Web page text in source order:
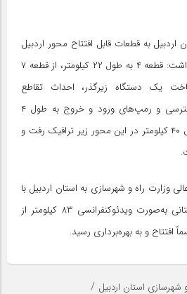
اردبیل به قطعات قابل افتتاح محور اردبیل
به سرچم اشاره کرد و اظهار داشت: قطعه ۴ به طول ۲۲ کیلومتر، از قطعه ۷
با ساخت یک دستگاه زیرگذر، احداث تقاطع
غیرهمسطح فاراب و راه دسترسی و رمپ‌های ورود و خروج به طول ۴
کیلومتر که در مجموع به طول ۴۰ کیلومتر در این محور زیر ترافیک رفت و
وزارت راه و شهرسازی به استان اردبیل با
حضور مقامات کشوری و استانی به‌صورت ویدئوکنفرانسی ۸۳ کیلومتر از
افتتاح و به بهره‌برداری رسید.
و شهرسازی استان اردبیل /